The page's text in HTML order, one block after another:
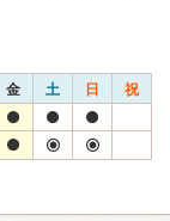
金 土 日 祝